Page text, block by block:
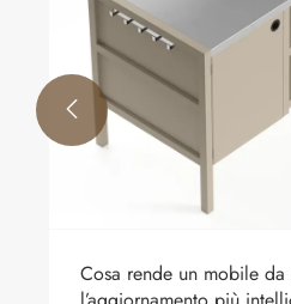
Cosa rende un mobile
